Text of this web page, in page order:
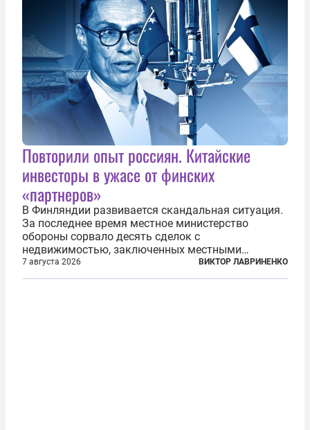
Повторили опыт россиян. Китайские
инвесторы в ужасе от финских
«партнеров»
В Финляндии развивается скандальная ситуация.
За последнее время местное министерство
обороны сорвало десять сделок с
недвижимостью, заключенных местными
фирмами с китайским капиталом. Чиновники
заявили, что они могли заключаться с целью
7 августа 2026 ВИКТОР ЛАВРИНЕНКО